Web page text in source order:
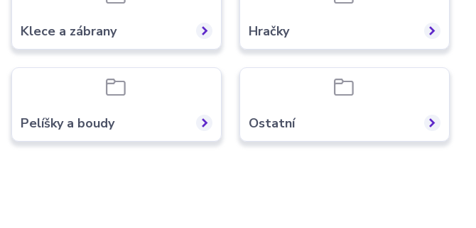
Klece a zábrany Hračky
Pelíšky a boudy Ostatní